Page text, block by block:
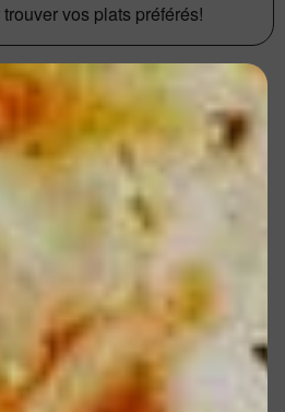
vos plats préférés!